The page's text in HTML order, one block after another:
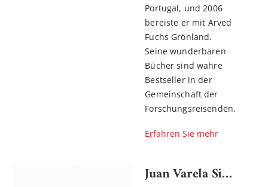
Portugal, und 2006
bereiste er mit Arved
Fuchs Grönland.
Seine wunderbaren
Bücher sind wahre
Bestseller in der
Gemeinschaft der
Forschungsreisenden.
Erfahren Sie mehr
Juan Varela Simó